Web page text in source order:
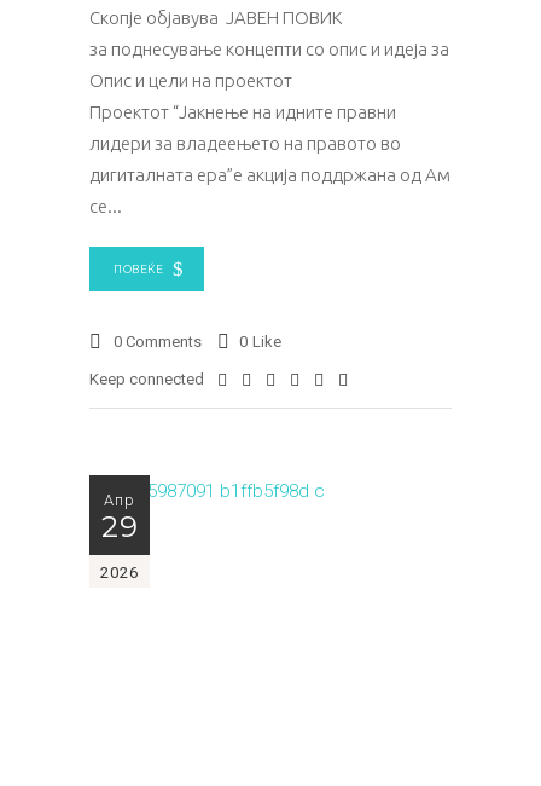
Скопје објавува ЈАВЕН ПОВИК
за поднесување концепти со опис и идеја за стручни
Опис и цели на проектот
Проектот “Јакнење на идните правни
лидери за владеењето на правото во
дигиталната ера”е акција поддржана од Амбасадата
се
ПОВЕЌЕ
0 Comments 0 Like
Keep connected
Апр
29
2026